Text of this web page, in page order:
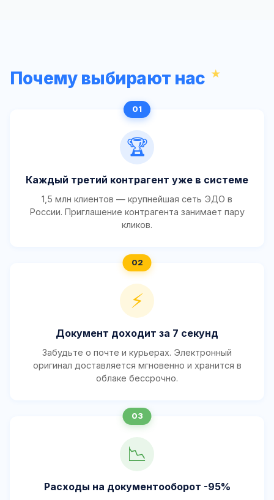
Почему выбирают нас
🏆
Каждый третий контрагент уже в системе
1,5 млн клиентов — крупнейшая сеть ЭДО в
России. Приглашение контрагента занимает пару
кликов.
⚡
Документ доходит за 7 секунд
Забудьте о почте и курьерах. Электронный
оригинал доставляется мгновенно и хранится в
облаке бессрочно.
📉
Расходы на документооборот -95%